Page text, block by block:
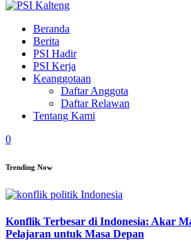
Beranda
Berita
PSI Hadir
PSI Kerja
Keanggotaan
Daftar Anggota
Daftar Relawan
Tentang Kami
0
Trending Now
Konflik Terbesar di Indonesia: Akar
Pelajaran untuk Masa Depan